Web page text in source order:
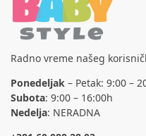
Radno vreme našeg
Ponedeljak – Petak: 9:00 –
Subota: 9:00 – 16:00h
Nedelja: NERADNA